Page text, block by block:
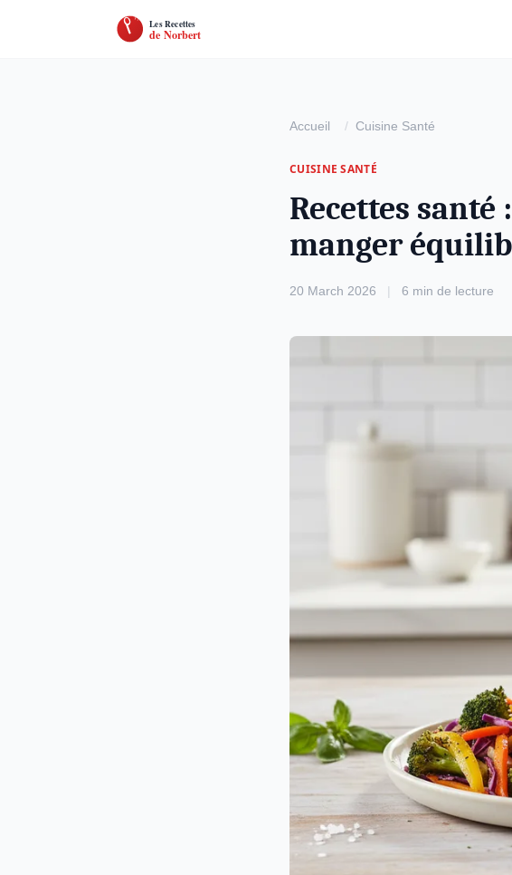
Accueil Cuisine Santé
CUISINE SANTÉ
Recettes
manger
20 March 2026 | 6 min de lecture